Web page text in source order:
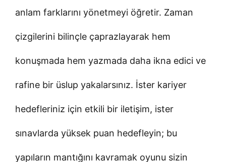
anlam farklarını yönetmeyi öğretir. Zaman
çizgilerini bilinçle çaprazlayarak hem
konuşmada hem yazmada daha ikna edici ve
rafine bir üslup yakalarsınız. İster kariyer
hedefleriniz için etkili bir iletişim, ister
sınavlarda yüksek puan hedefleyin; bu
yapıların mantığını kavramak oyunu sizin